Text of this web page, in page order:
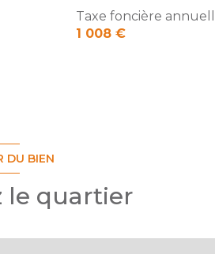
Taxe foncière
1 008 €
DU BIEN
le quartier